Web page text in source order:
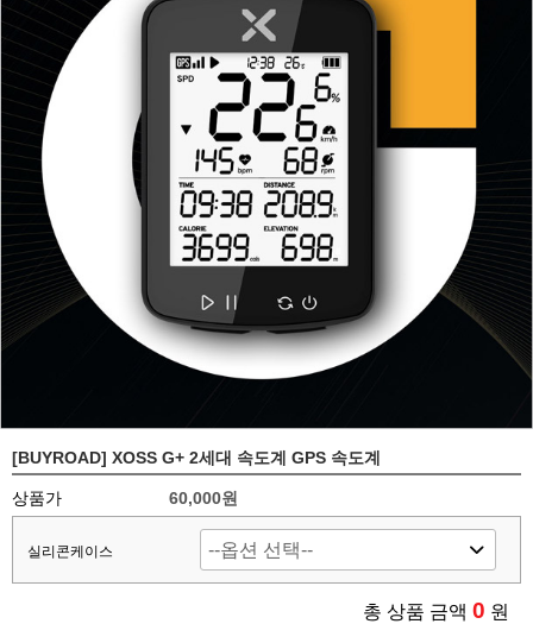
[BUYROAD] XOSS G+ 2세대 속도계 GPS 속도계
상품가 60,000원
실리콘케이스
총 상품 금액 0 원